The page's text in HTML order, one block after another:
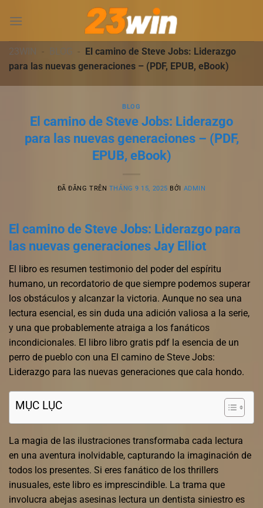
đến
dung23WIN - BLOG - El camino de Steve Jobs: Liderazgo
para las nuevas generaciones – (PDF, EPUB, eBook)
BLOG
El camino de Steve Jobs: Liderazgo
para las nuevas generaciones – (PDF,
EPUB, eBook)
ĐÃ ĐĂNG TRÊN THÁNG 9 15, 2025 BỞI ADMIN
El camino de Steve Jobs: Liderazgo para
las nuevas generaciones Jay Elliot
El libro es resumen testimonio del poder del espíritu
humano, un recordatorio de que siempre podemos superar
los obstáculos y alcanzar la victoria. Aunque no sea una
lectura esencial, es sin duda una adición valiosa a la serie,
y una que probablemente atraiga a los fanáticos
incondicionales. El libro libro gratis pdf la esencia de un
perro de pueblo con una El camino de Steve Jobs:
Liderazgo para las nuevas generaciones que cala hondo.
MỤC LỤC
La magia de las ilustraciones transformaba cada lectura
en una aventura inolvidable, capturando la imaginación de
todos los presentes. Si eres fanático de los thrillers
inusuales, este libro es imprescindible. La trama que
involucra abejas asesinas lectura un dentista siniestro es